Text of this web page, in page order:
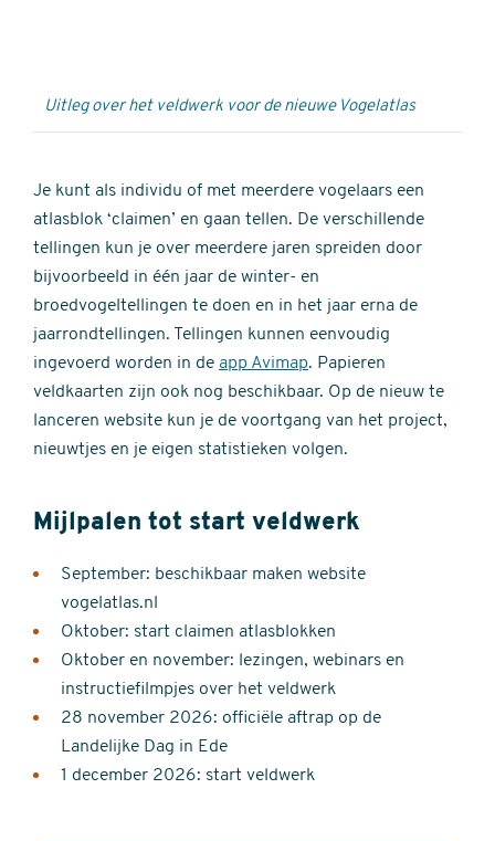
Uitleg over het veldwerk voor de nieuwe Vogelatlas
Je kunt als individu of met meerdere vogelaars een
atlasblok ‘claimen’ en gaan tellen. De verschillende
tellingen kun je over meerdere jaren spreiden door
bijvoorbeeld in één jaar de winter- en
broedvogeltellingen te doen en in het jaar erna de
jaarrondtellingen. Tellingen kunnen eenvoudig
ingevoerd worden in de app Avimap. Papieren
veldkaarten zijn ook nog beschikbaar. Op de nieuw te
lanceren website kun je de voortgang van het project,
nieuwtjes en je eigen statistieken volgen.
Mijlpalen tot start veldwerk
September: beschikbaar maken website
vogelatlas.nl
Oktober: start claimen atlasblokken
Oktober en november: lezingen, webinars en
instructiefilmpjes over het veldwerk
28 november 2026: officiële aftrap op de
Landelijke Dag in Ede
1 december 2026: start veldwerk